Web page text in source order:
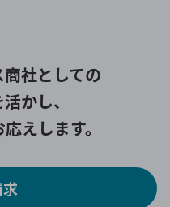
社としての
かし、
えします。